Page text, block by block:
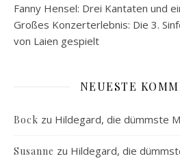
Fanny Hensel: Drei Kantaten und
Großes Konzerterlebnis: Die 3.
von Laien gespielt
NEUESTE
Bock zu Hildegard, die dümmste
Susanne zu Hildegard, die